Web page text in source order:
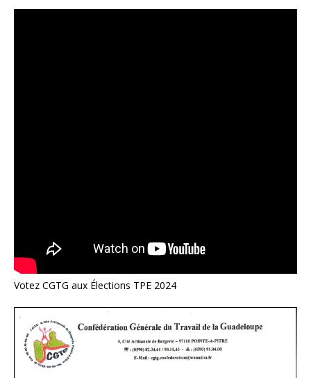
Votez CGTG aux Élections TPE 2024